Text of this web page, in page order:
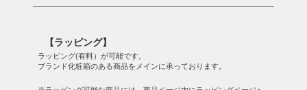
【ラッピング】
ラッピング(有料）が可能です。
ブランド化粧箱のある商品をメインに承っております。